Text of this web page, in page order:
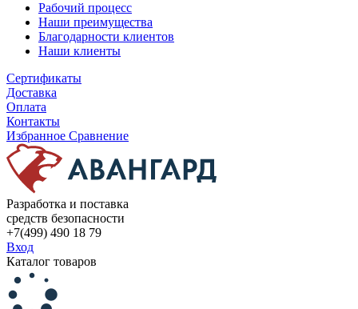
Рабочий процесс
Наши преимущества
Благодарности клиентов
Наши клиенты
Сертификаты
Доставка
Оплата
Контакты
Избранное Сравнение
Разработка и поставка
средств безопасности
+7(499) 490 18 79
Вход
Каталог товаров